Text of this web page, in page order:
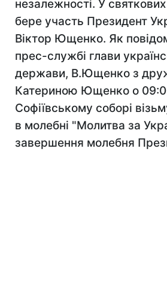
незалежності. У
бере участь Президент
Віктор Ющенко. Як
прес-службі глави
держави, В.Ющенко з
Катериною Ющенко о
Софіївському соборі
в молебні "Молитва за
завершення молебня